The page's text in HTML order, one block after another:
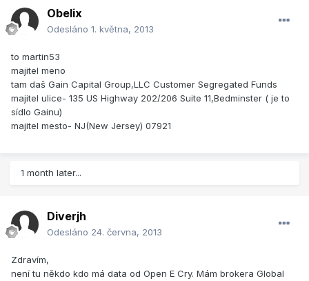
Obelix
Odesláno 1. května, 2013
to martin53
majitel meno
tam daš Gain Capital Group,LLC Customer Segregated Funds
majitel ulice- 135 US Highway 202/206 Suite 11,Bedminster ( je to
sídlo Gainu)
majitel mesto- NJ(New Jersey) 07921
1 month later...
Diverjh
Odesláno 24. června, 2013
Zdravím,
není tu někdo kdo má data od Open E Cry. Mám brokera Global